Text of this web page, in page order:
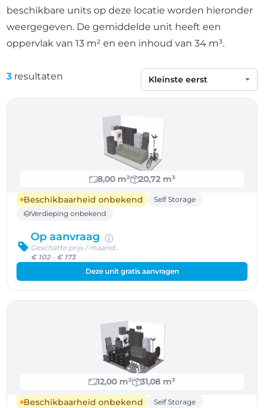
beschikbare units op deze locatie worden hieronder
weergegeven. De gemiddelde unit heeft een
oppervlak van 13 m² en een inhoud van 34 m³.
3 resultaten
Sorteren op
8,00 m²
20,72 m³
Beschikbaarheid onbekend
Self Storage
Verdieping onbekend
Op aanvraag
Geschatte prijs / maand:
€ 102- € 173
Deze unit gratis aanvragen
12,00 m²
31,08 m³
Beschikbaarheid onbekend
Self Storage